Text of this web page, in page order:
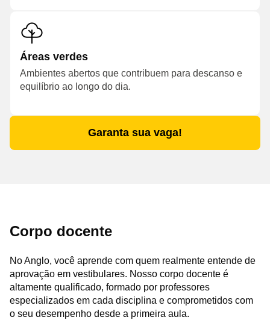
Áreas verdes
Ambientes abertos que contribuem para descanso e
equilíbrio ao longo do dia.
Garanta sua vaga!
Corpo docente
No Anglo, você aprende com quem realmente entende de
aprovação em vestibulares. Nosso corpo docente é
altamente qualificado, formado por professores
especializados em cada disciplina e comprometidos com
o seu desempenho desde a primeira aula.